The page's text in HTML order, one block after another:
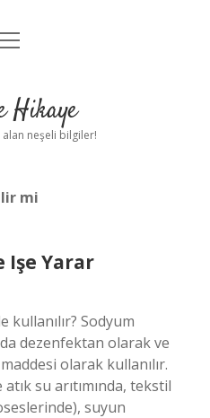
Uyarı
Hikaye
neşeli bilgiler!
mi
Işe Yarar
Sodyum
dezenfektan olarak ve
olarak kullanılır.
su arıtımında, tekstil
suyun